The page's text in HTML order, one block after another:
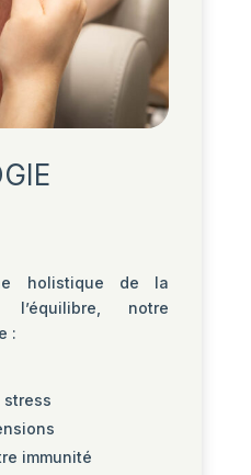
holistique de la
notre
:
stress
immunité